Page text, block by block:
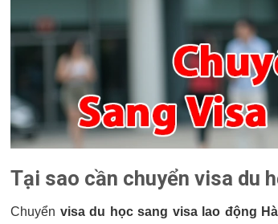
Tại sao cần chuyển visa du
Chuyển visa du học sang visa lao động